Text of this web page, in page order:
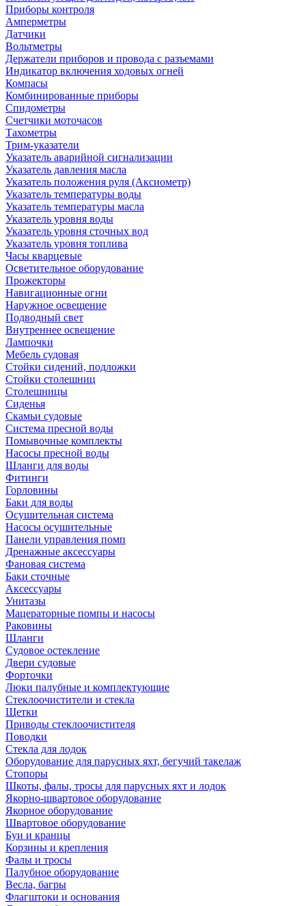
Приборы контроля
Амперметры
Датчики
Вольтметры
Держатели приборов и провода с разъемами
Индикатор включения ходовых огней
Компасы
Комбинированные приборы
Спидометры
Счетчики моточасов
Тахометры
Трим-указатели
Указатель аварийной сигнализации
Указатель давления масла
Указатель положения руля (Аксиометр)
Указатель температуры воды
Указатель температуры масла
Указатель уровня воды
Указатель уровня сточных вод
Указатель уровня топлива
Часы кварцевые
Осветительное оборудование
Прожекторы
Навигационные огни
Наружное освещение
Подводный свет
Внутреннее освещение
Лампочки
Мебель судовая
Стойки сидений, подложки
Стойки столешниц
Столешницы
Сиденья
Скамьи судовые
Система пресной воды
Помывочные комплекты
Насосы пресной воды
Шланги для воды
Фитинги
Горловины
Баки для воды
Осушительная система
Насосы осушительные
Панели управления помп
Дренажные аксессуары
Фановая система
Баки сточные
Аксессуары
Унитазы
Мацераторные помпы и насосы
Раковины
Шланги
Судовое остекление
Двери судовые
Форточки
Люки палубные и комплектующие
Стеклоочистители и стекла
Щетки
Приводы стеклоочистителя
Поводки
Стекла для лодок
Оборудование для парусных яхт, бегучий такелаж
Стопоры
Шкоты, фалы, тросы для парусных яхт и лодок
Якорно-швартовое оборудование
Якорное оборудование
Швартовое оборудование
Буи и кранцы
Корзины и крепления
Фалы и тросы
Палубное оборудование
Весла, багры
Флагштоки и основания